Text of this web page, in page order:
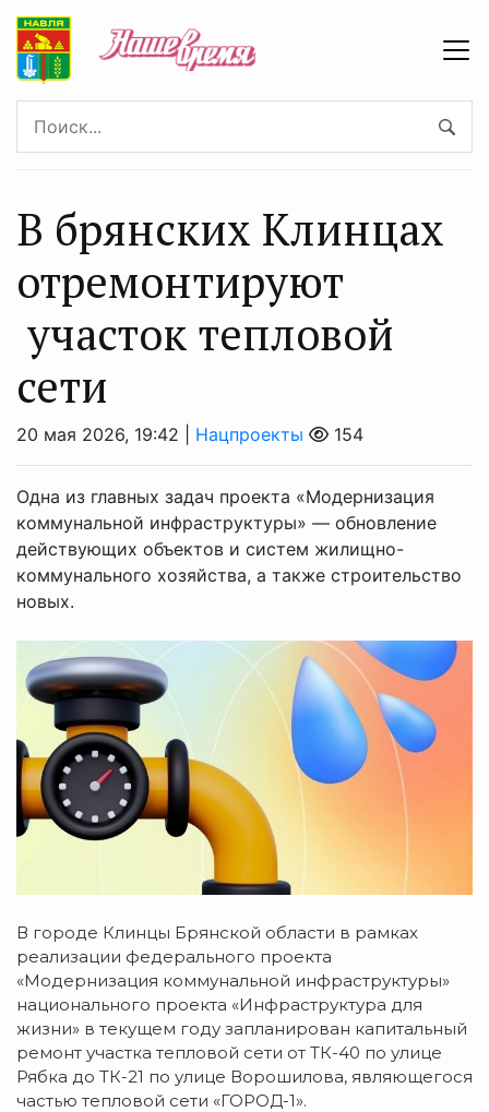
В брянских Клинцах
отремонтируют
участок тепловой
сети
20 мая 2026, 19:42 | Нацпроекты 154
Одна из главных задач проекта «Модернизация
коммунальной инфраструктуры» — обновление
действующих объектов и систем жилищно-
коммунального хозяйства, а также строительство
новых.
В городе Клинцы Брянской области в рамках
реализации федерального проекта
«Модернизация коммунальной инфраструктуры»
национального проекта «Инфраструктура для
жизни» в текущем году запланирован капитальный
ремонт участка тепловой сети от ТК-40 по улице
Рябка до ТК-21 по улице Ворошилова, являющегося
частью тепловой сети «ГОРОД-1».